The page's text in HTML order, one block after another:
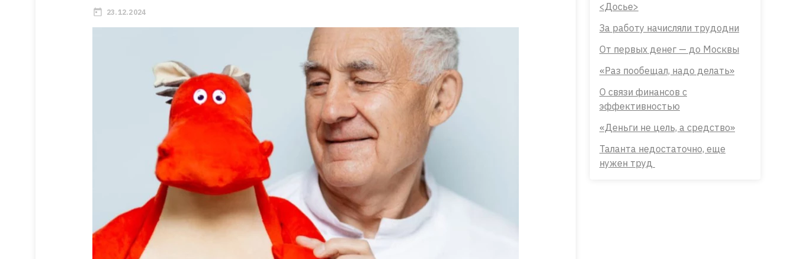
23.12.2024
<Досье>
За работу начисляли трудодни
От первых денег — до Москвы
«Раз пообещал, надо делать»
О связи финансов с
эффективностью
«Деньги не цель, а средство»
Таланта недостаточно, еще
нужен труд